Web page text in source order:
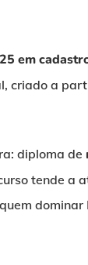
25 em
criado a
diploma de
tende a
dominar